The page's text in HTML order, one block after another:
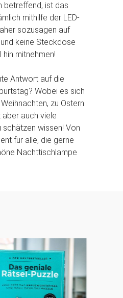
betreffend, ist das
mithilfe der LED-
sozusagen auf
keine Steckdose
mitnehmen!
Antwort auf die
Wobei es sich
zu Ostern
aber auch viele
wissen! Von
für alle, die gerne
Nachttischlampe